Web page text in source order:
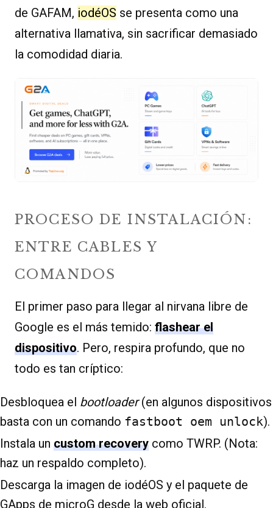
de GAFAM, iodéOS se presenta como una
alternativa llamativa, sin sacrificar demasiado
la comodidad diaria.
PROCESO DE INSTALACIÓN:
ENTRE CABLES Y
COMANDOS
El primer paso para llegar al nirvana libre de
Google es el más temido: flashear el
dispositivo. Pero, respira profundo, que no
todo es tan críptico:
Desbloquea el bootloader(en algunos dispositivos
basta con un comando fastboot oem unlock).
Instala un custom recovery como TWRP. (Nota:
haz un respaldo completo).
Descarga la imagen de iodéOS y el paquete de
GApps de microG desde la web oficial.